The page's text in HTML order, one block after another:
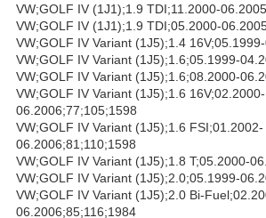
VW;GOLF IV (1J1);1.9 TDI;11.2000-
VW;GOLF IV (1J1);1.9 TDI;05.2000-
VW;GOLF IV Variant (1J5);1.4
VW;GOLF IV Variant (1J5);1.6;05.1999-
VW;GOLF IV Variant (1J5);1.6;08.2000-
VW;GOLF IV Variant (1J5);1.6 16V;02.2000-
06.2006;77;105;1598
VW;GOLF IV Variant (1J5);1.6 FSI;01.2002-
06.2006;81;110;1598
VW;GOLF IV Variant (1J5);1.8 T;05.2000-
VW;GOLF IV Variant (1J5);2.0;05.1999-
VW;GOLF IV Variant (1J5);2.0 Bi-
06.2006;85;116;1984